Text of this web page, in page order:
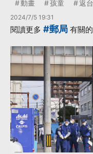
動畫 孩童 返台
2024/7/5 19:31
閱讀更多 #郵局 有關